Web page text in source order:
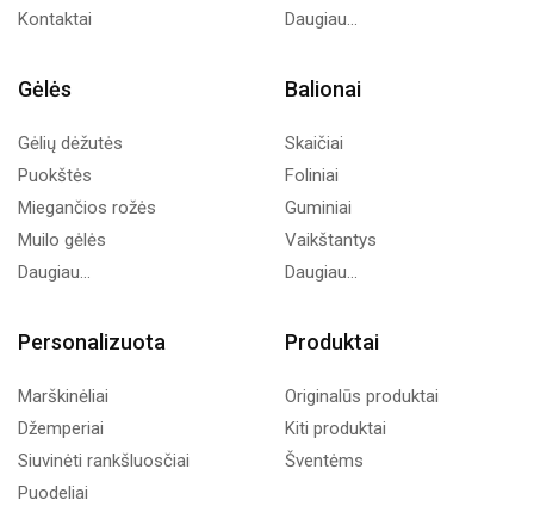
Kontaktai
Daugiau...
Gėlės
Gėlių dėžutės
Puokštės
Miegančios rožės
Muilo gėlės
Daugiau...
Balionai
Skaičiai
Foliniai
Guminiai
Vaikštantys
Daugiau...
Personalizuota
Marškinėliai
Džemperiai
Siuvinėti rankšluosčiai
Puodeliai
Produktai
Originalūs produktai
Kiti produktai
Šventėms